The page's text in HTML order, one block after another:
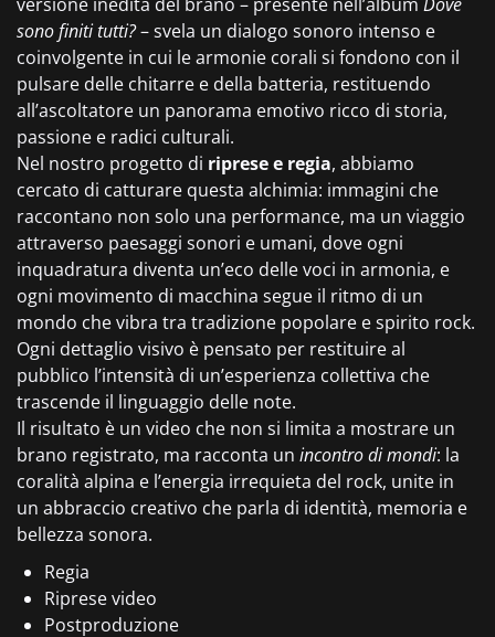
sono finiti tutti?– svela un dialogo sonoro intenso e
coinvolgente in cui le armonie corali si fondono con il
pulsare delle chitarre e della batteria, restituendo
all’ascoltatore un panorama emotivo ricco di storia,
passione e radici culturali.
Nel nostro progetto di riprese e regia, abbiamo
cercato di catturare questa alchimia: immagini che
raccontano non solo una performance, ma un viaggio
attraverso paesaggi sonori e umani, dove ogni
inquadratura diventa un’eco delle voci in armonia, e
ogni movimento di macchina segue il ritmo di un
mondo che vibra tra tradizione popolare e spirito rock.
Ogni dettaglio visivo è pensato per restituire al
pubblico l’intensità di un’esperienza collettiva che
trascende il linguaggio delle note.
Il risultato è un video che non si limita a mostrare un
brano registrato, ma racconta un incontro di mondi: la
coralità alpina e l’energia irrequieta del rock, unite in
un abbraccio creativo che parla di identità, memoria e
bellezza sonora.
Regia
Riprese video
Postproduzione